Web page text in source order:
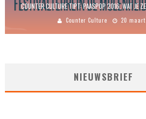
COUNTER CULTURE TIPT: PAASPOP 2016, WAT JE
Counter Culture 20 maart
NIEUWSBRIEF